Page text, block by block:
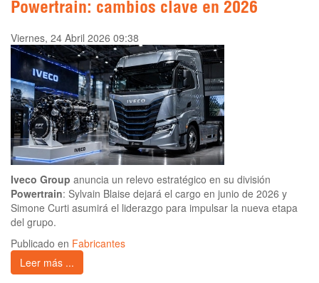
Powertrain: cambios clave en 2026
Viernes, 24 Abril 2026 09:38
Iveco Group anuncia un relevo estratégico en su división
Powertrain: Sylvain Blaise dejará el cargo en junio de 2026 y
Simone Curti asumirá el liderazgo para impulsar la nueva etapa
del grupo.
Publicado en Fabricantes
Leer más ...